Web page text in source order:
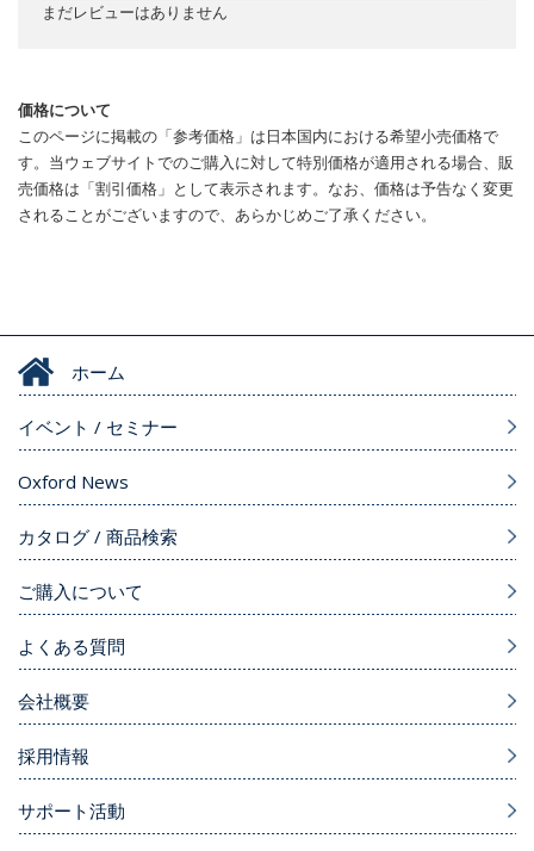
まだレビューはありません
価格について
このページに掲載の「参考価格」は日本国内における希望小売価格で
す。当ウェブサイトでのご購入に対して特別価格が適用される場合、販
売価格は「割引価格」として表示されます。なお、価格は予告なく変更
されることがございますので、あらかじめご了承ください。
ホーム
イベント / セミナー
Oxford News
カタログ / 商品検索
ご購入について
よくある質問
会社概要
採用情報
サポート活動